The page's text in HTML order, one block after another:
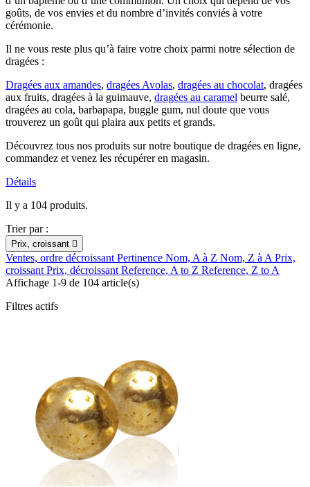
goûts, de vos envies et du nombre d’invités conviés à votre
cérémonie.
Il ne vous reste plus qu’à faire votre choix parmi notre sélection de
dragées :
Dragées aux amandes, dragées Avolas, dragées au chocolat, dragées
aux fruits, dragées à la guimauve, dragées au caramel beurre salé,
dragées au cola, barbapapa, buggle gum, nul doute que vous
trouverez un goût qui plaira aux petits et grands.
Découvrez tous nos produits sur notre boutique de dragées en ligne,
commandez et venez les récupérer en magasin.
Détails
Il y a 104 produits.
Trier par :
Prix, croissant 
Ventes, ordre décroissantPertinence Nom, A à Z Nom, Z à APrix,
croissantPrix, décroissantReference, A to Z Reference, Z to A
Affichage 1-9 de 104 article(s)
Filtres actifs